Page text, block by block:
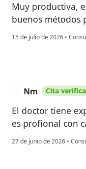
Muy productiva,
buenos métodos
15 de julio de 2026 •
Nm Cita
El doctor tiene
es profional con
27 de junio de 2026 •